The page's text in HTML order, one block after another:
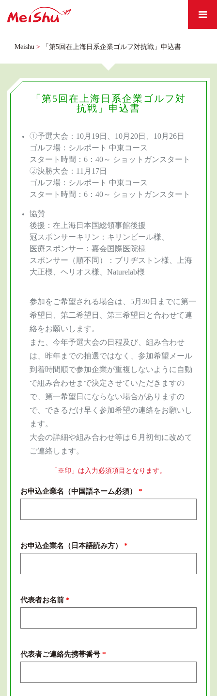
Meishu > 「第5回在上海日系企業ゴルフ対抗戦」申込書
「第5回在上海日系企業ゴルフ対
抗戦」申込書
①予選大会：10月19日、10月20日、10月26日
ゴルフ場：シルポート 中東コース
スタート時間：​6：40～ ショットガンスタート
②決勝大会：11月17日
ゴルフ場：シルポート 中東コース
スタート時間：​6：40～ ショットガンスタート
協賛
後援：在上海日本国総領事館後援
冠スポンサーキリン：キリンビール様、
医療スポンサー：嘉会国際医院様
スポンサー（順不同）：ブリヂストン様、上海
大正様、ヘリオス様、Naturelab様
参加をご希望される場合は、5月30日までに第一
希望日、第二希望日、第三希望日と合わせて連
絡をお願いします。
また、今年予選大会の日程及び、組み合わせ
は、昨年までの抽選ではなく、参加希望メール
到着時間順で参加企業が重複しないように自動
で組み合わせまで決定させていただきますの
で、第一希望日にならない場合がありますの
で、できるだけ早く参加希望の連絡をお願いし
ます。
大会の詳細や組み合わせ等は６月初旬に改めて
ご連絡します。
「※印」は入力必須項目となります。
お申込企業名（中国語ネーム必須） *
お申込企業名（日本語読み方） *
代表者お名前 *
代表者ご連絡先携帯番号 *